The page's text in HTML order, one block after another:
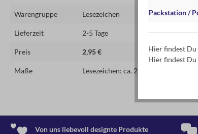
Warengruppe Lesezeichen
Lieferzeit 2-5 Tage
Preis 2,95 €
Maße Lesezeichen: ca. 2,1 cm x 5,5 cm
Von uns liebevoll designte Produkte
Packstation /
Hier findest
Hier findest Du